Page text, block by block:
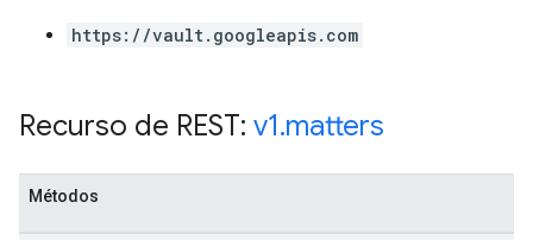
https://vault.googleapis.com
Recurso de REST: v1.matters
Métodos